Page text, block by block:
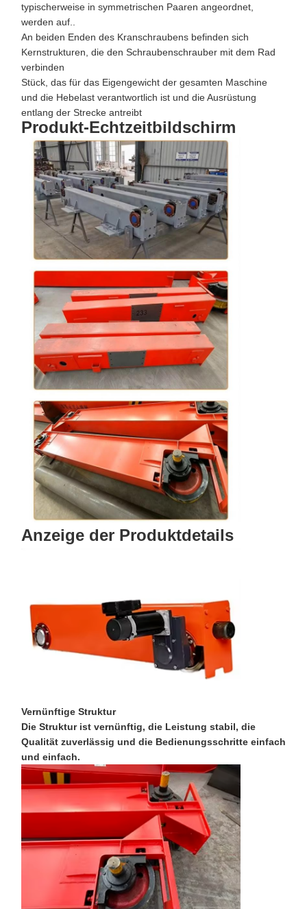
Fabrik Tour
Qualitätskont
Rolle
Kontakt Nachrichten
Alle Fälle
Plaudern Sie
Jetzt
Kranräder
typischerweise in symmetrischen Paaren angeordnet,
werden auf..
An beiden Enden des Kranschraubens befinden sich
Kernstrukturen, die den Schraubenschrauber mit dem Rad
verbinden
Stück, das für das Eigengewicht der gesamten Maschine
und die Hebelast verantwortlich ist und die Ausrüstung
entlang der Strecke antreibt
Produkt-Echtzeitbildschirm
Anzeige der Produktdetails
Vernünftige Struktur
Die Struktur ist vernünftig, die Leistung stabil, die
Qualität zuverlässig und die Bedienungsschritte einfach
und einfach.